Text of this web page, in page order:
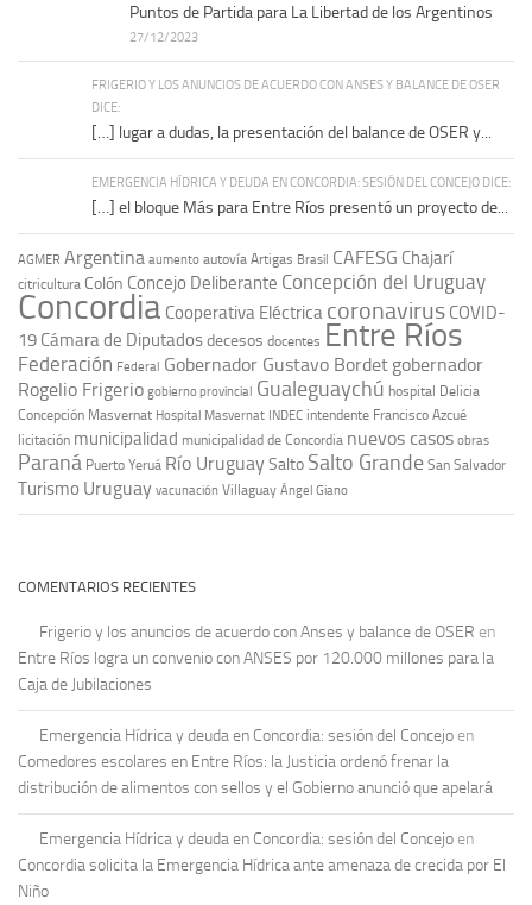
Puntos de Partida para La Libertad de los Argentinos
27/12/2023
FRIGERIO Y LOS ANUNCIOS DE ACUERDO CON ANSES Y BALANCE DE OSER
DICE:
[…] lugar a dudas, la presentación del balance de OSER y...
EMERGENCIA HÍDRICA Y DEUDA EN CONCORDIA: SESIÓN DEL CONCEJO DICE:
[…] el bloque Más para Entre Ríos presentó un proyecto de...
AGMER Argentina aumento autovía Artigas Brasil CAFESG Chajarí
citricultura Colón Concejo Deliberante Concepción del Uruguay
Concordia Cooperativa Eléctrica coronavirus COVID-
19 Cámara de Diputadosdecesos docentes Entre Ríos
Federación Federal Gobernador Gustavo Bordet gobernador
Rogelio Frigerio gobierno provincial Gualeguaychú hospital Delicia
Concepción Masvernat Hospital Masvernat INDEC intendente Francisco Azcué
licitación municipalidad municipalidad de Concordia nuevos casos obras
Paraná Puerto Yeruá Río UruguaySalto Salto Grande San Salvador
Turismo Uruguay vacunación Villaguay Ángel Giano
COMENTARIOS RECIENTES
Frigerio y los anuncios de acuerdo con Anses y balance de OSER en
Entre Ríos logra un convenio con ANSES por 120.000 millones para la
Caja de Jubilaciones
Emergencia Hídrica y deuda en Concordia: sesión del Concejo en
Comedores escolares en Entre Ríos: la Justicia ordenó frenar la
distribución de alimentos con sellos y el Gobierno anunció que apelará
Emergencia Hídrica y deuda en Concordia: sesión del Concejo en
Concordia solicita la Emergencia Hídrica ante amenaza de crecida por El
Niño